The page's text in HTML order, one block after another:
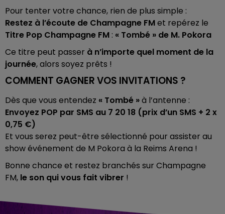
Pour tenter votre chance, rien de plus simple :
Restez à l’écoute de Champagne FMet repérez le
Titre Pop Champagne FM : « Tombé » de M. Pokora
Ce titre peut passer à n’importe quel moment de la
journée, alors soyez prêts !
COMMENT GAGNER VOS INVITATIONS ?
Dès que vous entendez « Tombé »à l’antenne :
Envoyez POP par SMS au 7 20 18 (prix d’un SMS + 2 x
0,75 €)
Et vous serez peut-être sélectionné pour assister au
show événement de M Pokora à la Reims Arena !
Bonne chance et restez branchés sur Champagne
FM, le son qui vous fait vibrer !